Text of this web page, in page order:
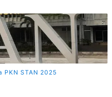
PKN STAN 2025